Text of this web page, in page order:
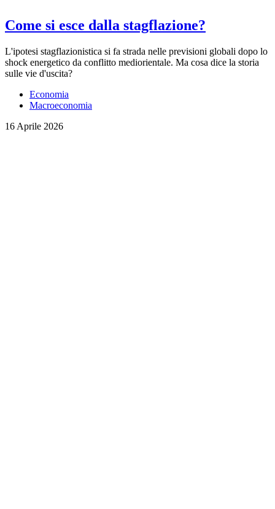
Come si esce dalla stagflazione?
L'ipotesi stagflazionistica si fa strada nelle previsioni globali dopo lo
shock energetico da conflitto mediorientale. Ma cosa dice la storia
sulle vie d'uscita?
Economia
Macroeconomia
16 Aprile 2026